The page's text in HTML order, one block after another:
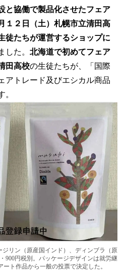
と協働で製品化させたフェア
１２日（土）札幌市立清田高
徒たちが運営するショップに
した。 北海道で初めてフェア
田高校の生徒たちが、「国際
アトレード及びエシカル商品
。
リン（原産国インド）、ディンブラ（原
900円税別。パッケージデザインは就労継
ト作品から一般の投票で決定した。